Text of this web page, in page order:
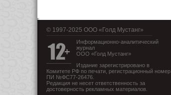
© 1997-2025 OOO «Голд Мустанг»
Информационно-аналитический
журнал
ООО «Голд Мустанг»
Издание зарегистрировано в
Комитете РФ по печати, регистрационный номер
ПИ №ФС77-26476.
Редакция не несет ответственность за
достоверность рекламных материалов.